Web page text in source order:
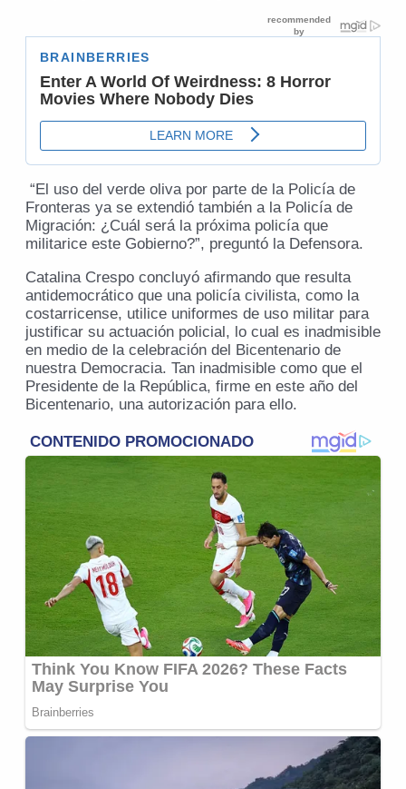
“El uso del verde oliva por parte de la Policía de
Fronteras ya se extendió también a la Policía de
Migración: ¿Cuál será la próxima policía que
militarice este Gobierno?”, preguntó la Defensora.
Catalina Crespo concluyó afirmando que resulta
antidemocrático que una policía civilista, como la
costarricense, utilice uniformes de uso militar para
justificar su actuación policial, lo cual es inadmisible
en medio de la celebración del Bicentenario de
nuestra Democracia. Tan inadmisible como que el
Presidente de la República, firme en este año del
Bicentenario, una autorización para ello.